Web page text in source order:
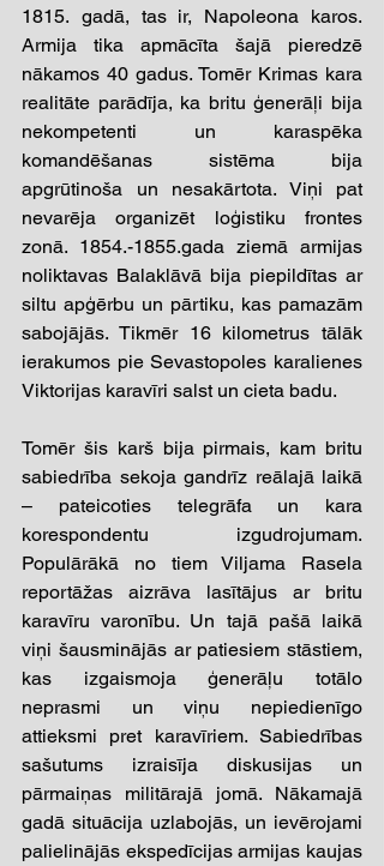
1815. gadā, tas ir, Napoleona karos.
Armija tika apmācīta šajā pieredzē
nākamos 40 gadus. Tomēr Krimas kara
realitāte parādīja, ka britu ģenerāļi bija
nekompetenti un karaspēka
komandēšanas sistēma bija
apgrūtinoša un nesakārtota. Viņi pat
nevarēja organizēt loģistiku frontes
zonā. 1854.-1855.gada ziemā armijas
noliktavas Balaklāvā bija piepildītas ar
siltu apģērbu un pārtiku, kas pamazām
sabojājās. Tikmēr 16 kilometrus tālāk
ierakumos pie Sevastopoles karalienes
Viktorijas karavīri salst un cieta badu.
Tomēr šis karš bija pirmais, kam britu
sabiedrība sekoja gandrīz reālajā laikā
– pateicoties telegrāfa un kara
korespondentu izgudrojumam.
Populārākā no tiem Viljama Rasela
reportāžas aizrāva lasītājus ar britu
karavīru varonību. Un tajā pašā laikā
viņi šausminājās ar patiesiem stāstiem,
kas izgaismoja ģenerāļu totālo
neprasmi un viņu nepiedienīgo
attieksmi pret karavīriem. Sabiedrības
sašutums izraisīja diskusijas un
pārmaiņas militārajā jomā. Nākamajā
gadā situācija uzlabojās, un ievērojami
palielinājās ekspedīcijas armijas kaujas